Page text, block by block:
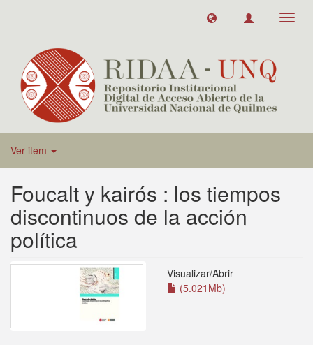
Ver item
Foucalt y kairós : los tiempos
discontinuos de la acción
política
Visualizar/Abrir
(5.021Mb)